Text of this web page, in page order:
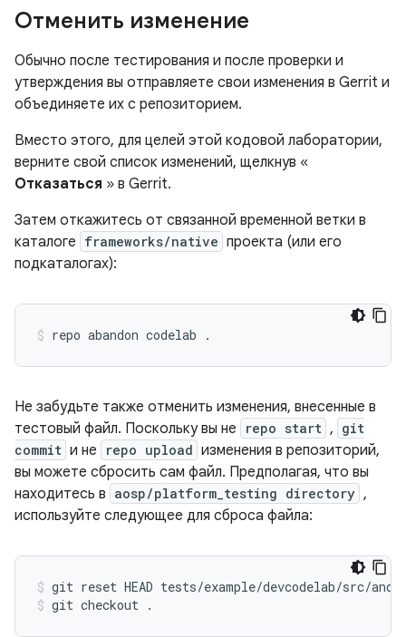
Отменить изменение
Обычно после тестирования и после проверки и
утверждения вы отправляете свои изменения в Gerrit и
объединяете их с репозиторием.
Вместо этого, для целей этой кодовой лаборатории,
верните свой список изменений, щелкнув «
Отказаться » в Gerrit.
Затем откажитесь от связанной временной ветки в
каталоге frameworks/native проекта (или его
подкаталогах):
repo abandon codelab .
Не забудьте также отменить изменения, внесенные в
тестовый файл. Поскольку вы не
repo start , git
commit и не repo upload изменения в репозиторий,
вы можете сбросить сам файл. Предполагая, что вы
находитесь в aosp/platform_testing directory ,
используйте следующее для сброса файла:
git reset HEAD tests/example/devcodelab/src/
git checkout .